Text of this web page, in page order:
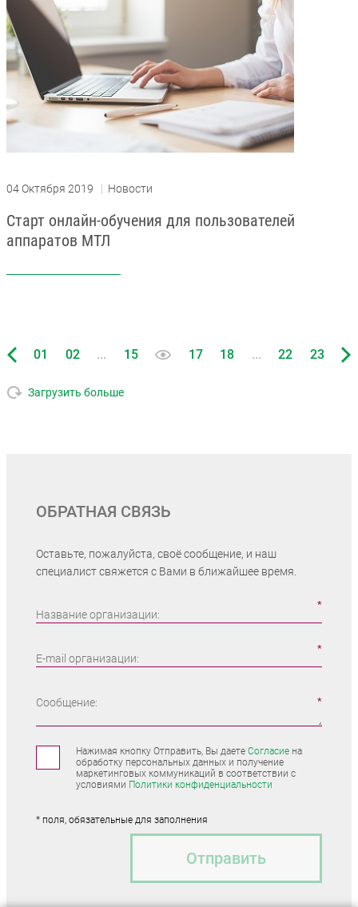
04 Октября 2019 | Новости
Старт онлайн-обучения для пользователей
аппаратов МТЛ
01 02 ... 15 17 18 ... 22 23
Загрузить больше
ОБРАТНАЯ СВЯЗЬ
Оставьте, пожалуйста, своё сообщение, и наш
специалист свяжется с Вами в ближайшее время.
Название организации:
E-mail организации:
Сообщение:
Нажимая кнопку Отправить, Вы даете Согласиена
обработку персональных данных и получение
маркетинговых коммуникаций в соответствии с
условиями Политики конфиденциальности
* поля, обязательные для заполнения
Отправить